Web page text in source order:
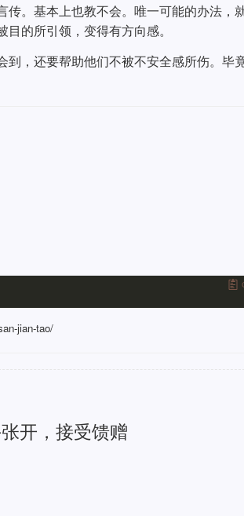
。基本上也教不会。唯一可能的办法，
的所引领，变得有方向感。
，还要帮助他们不被不安全感所伤。毕
jian-tao/
开，接受馈赠